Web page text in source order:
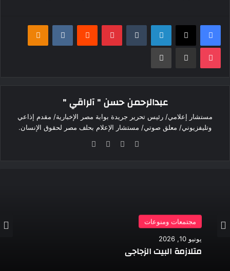
فيسبوك ‫X لينكدإن بينتيريست
‫Pocket مشاركة عبر البريد طباعة
عبدالرحمن حسن " آلراقي "
مستشار إعلامي/ رئيس تحرير جريدة بوابة مصر الإخبارية/ مقدم إذاعي
وتليفزيوني/ معلق صوتي/ مستشار الإعلام بحلف مصر لحقوق الإنسان.
موقع
فيسبوك
‫X
مجتمعات ومنوعات
يونيو 10, 2026
متلازمة البيت الزجاجي